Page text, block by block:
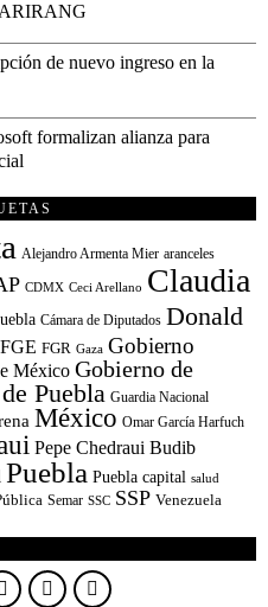
ARIRANG
de nuevo ingreso en la
formalizan alianza para
Alejandro Armenta Mier aranceles
CDMX Ceci Arellano Claudia
Cámara de Diputados Donald
FGE FGR Gaza Gobierno
México Gobierno de
Puebla Guardia Nacional
México Omar García Harfuch
Pepe Chedraui Budib
Puebla Puebla capital salud
Semar SSC SSP Venezuela